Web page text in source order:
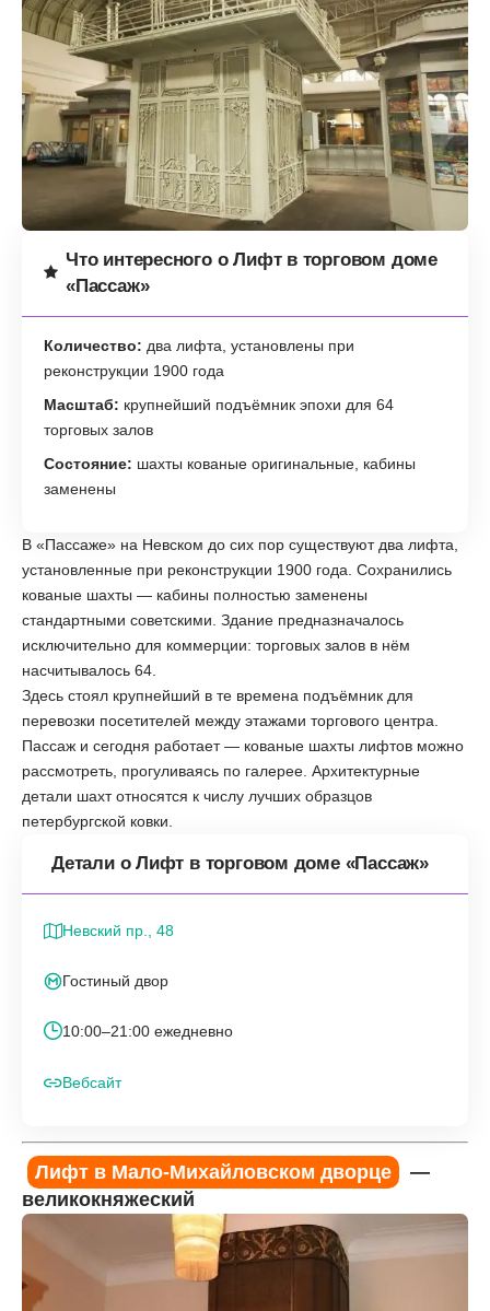
Что интересного о Лифт в торговом доме
«Пассаж»
Количество: два лифта, установлены при
реконструкции 1900 года
Масштаб: крупнейший подъёмник эпохи для 64
торговых залов
Состояние: шахты кованые оригинальные, кабины
заменены
В «Пассаже» на Невском до сих пор существуют два лифта,
установленные при реконструкции 1900 года. Сохранились
кованые шахты — кабины полностью заменены
стандартными советскими. Здание предназначалось
исключительно для коммерции: торговых залов в нём
насчитывалось 64.
Здесь стоял крупнейший в те времена подъёмник для
перевозки посетителей между этажами торгового центра.
Пассаж и сегодня работает — кованые шахты лифтов можно
рассмотреть, прогуливаясь по галерее. Архитектурные
детали шахт относятся к числу лучших образцов
петербургской ковки.
Детали о Лифт в торговом доме «Пассаж»
Невский пр., 48
Гостиный двор
10:00–21:00 ежедневно
Вебсайт
Лифт в Мало-Михайловском дворце
—
великокняжеский